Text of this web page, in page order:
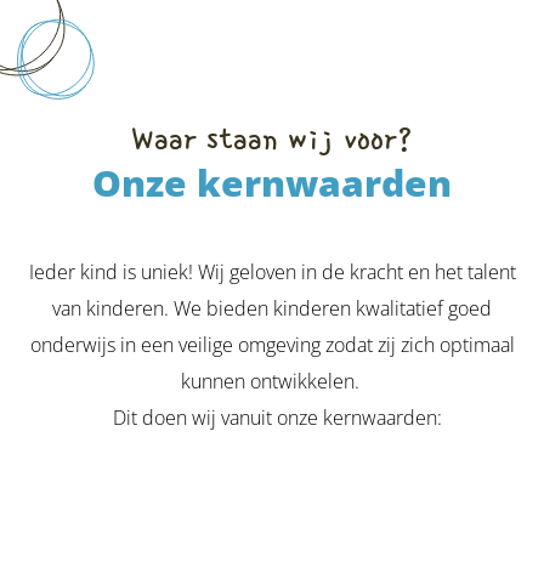
Waar staan wij voor?
Onze kernwaarden
Ieder kind is uniek! Wij geloven in de kracht en het talent
van kinderen. We bieden kinderen kwalitatief goed
onderwijs in een veilige omgeving zodat zij zich optimaal
kunnen ontwikkelen.
Dit doen wij vanuit onze kernwaarden: